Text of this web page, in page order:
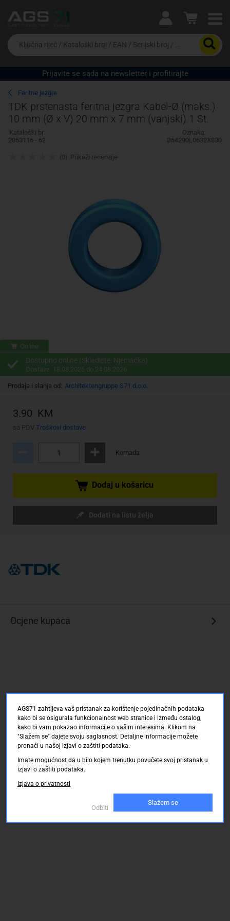
Ova postavka prilagođava asortiman proizvoda i
cijene vašim potrebama.
Da
biste
potražili
proizvod,
unesite
ključnu
riječ,
kataloški
broj,
EAN
ili
Prijavite se sada na newsletter i profitirajte
Feritne jezgre
TDK prstenasta feritna jezgra Kabel-Ø (maks.)
10 mm (Ø x V) 20 mm x 7 mm (vanjski) 1 St.
Kataloški br:
2853116 - 62
Oznaka:
B64290L0632X830
Online
Dostupno online (Skladište: Njemačka)
Dostava: 18.08.2026 do 24.08.2026
Prodaja i slanje od: Architektengruppe S71 d.o.o.
3.90 KM
sa PDV Troškovi dostave
Komada
Dodaj u košaricu
Dodati na listu želja
(0) Prikaži recenzije
Ocjene kupaca
AGS71 zahtijeva vaš pristanak za korištenje pojedinačnih podataka
kako bi se osigurala funkcionalnost web stranice i između ostalog,
kako bi vam pokazao informacije o vašim interesima. Klikom na
"Slažem se" dajete svoju saglasnost. Detaljne informacije možete
pronaći u našoj izjavi o zaštiti podataka.
Imate mogućnost da u bilo kojem trenutku povučete svoj pristanak u
izjavi o zaštiti podataka.
Izjava o privatnosti
Odbiti
Slažem se